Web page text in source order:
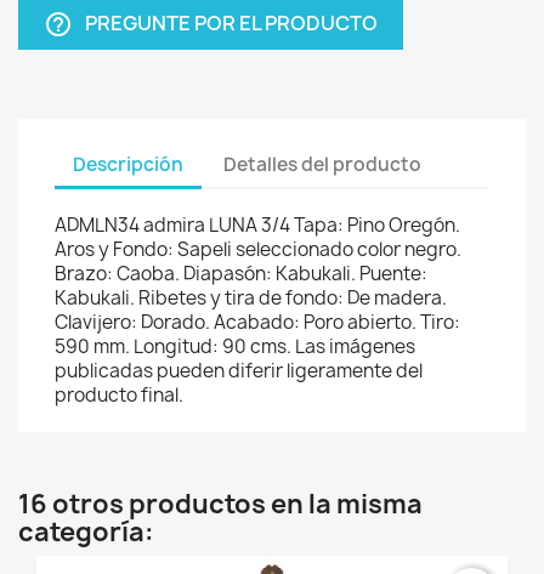
help_outline PREGUNTE POR EL PRODUCTO
Descripción Detalles del producto
ADMLN34 admira LUNA 3/4 Tapa: Pino Oregón.
Aros y Fondo: Sapeli seleccionado color negro.
Brazo: Caoba. Diapasón: Kabukali. Puente:
Kabukali. Ribetes y tira de fondo: De madera.
Clavijero: Dorado. Acabado: Poro abierto. Tiro:
590 mm. Longitud: 90 cms. Las imágenes
publicadas pueden diferir ligeramente del
producto final.
16 otros productos en la misma
categoría: